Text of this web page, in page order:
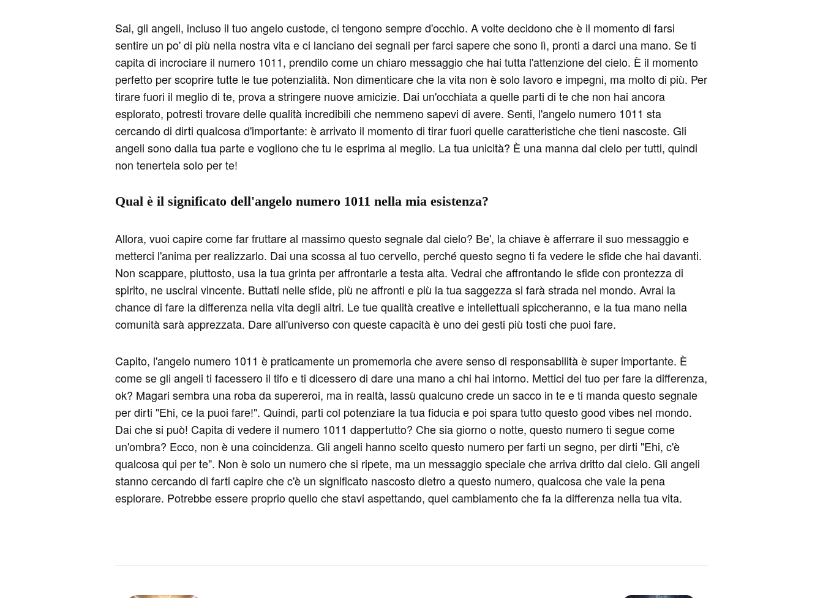
Sai, gli angeli, incluso il tuo angelo custode, ci tengono sempre d'occhio. A volte decidono che è il momento di farsi
sentire un po' di più nella nostra vita e ci lanciano dei segnali per farci sapere che sono lì, pronti a darci una mano. Se ti
capita di incrociare il numero 1011, prendilo come un chiaro messaggio che hai tutta l'attenzione del cielo. È il momento
perfetto per scoprire tutte le tue potenzialità. Non dimenticare che la vita non è solo lavoro e impegni, ma molto di più. Per
tirare fuori il meglio di te, prova a stringere nuove amicizie. Dai un'occhiata a quelle parti di te che non hai ancora
esplorato, potresti trovare delle qualità incredibili che nemmeno sapevi di avere. Senti, l'angelo numero 1011 sta
cercando di dirti qualcosa d'importante: è arrivato il momento di tirar fuori quelle caratteristiche che tieni nascoste. Gli
angeli sono dalla tua parte e vogliono che tu le esprima al meglio. La tua unicità? È una manna dal cielo per tutti, quindi
non tenertela solo per te!
Qual è il significato dell'angelo numero 1011 nella mia esistenza?
Allora, vuoi capire come far fruttare al massimo questo segnale dal cielo? Be', la chiave è afferrare il suo messaggio e
metterci l'anima per realizzarlo. Dai una scossa al tuo cervello, perché questo segno ti fa vedere le sfide che hai davanti.
Non scappare, piuttosto, usa la tua grinta per affrontarle a testa alta. Vedrai che affrontando le sfide con prontezza di
spirito, ne uscirai vincente. Buttati nelle sfide, più ne affronti e più la tua saggezza si farà strada nel mondo. Avrai la
chance di fare la differenza nella vita degli altri. Le tue qualità creative e intellettuali spiccheranno, e la tua mano nella
comunità sarà apprezzata. Dare all'universo con queste capacità è uno dei gesti più tosti che puoi fare.
Capito, l'angelo numero 1011 è praticamente un promemoria che avere senso di responsabilità è super importante. È
come se gli angeli ti facessero il tifo e ti dicessero di dare una mano a chi hai intorno. Mettici del tuo per fare la differenza,
ok? Magari sembra una roba da supereroi, ma in realtà, lassù qualcuno crede un sacco in te e ti manda questo segnale
per dirti "Ehi, ce la puoi fare!". Quindi, parti col potenziare la tua fiducia e poi spara tutto questo good vibes nel mondo.
Dai che si può! Capita di vedere il numero 1011 dappertutto? Che sia giorno o notte, questo numero ti segue come
un'ombra? Ecco, non è una coincidenza. Gli angeli hanno scelto questo numero per farti un segno, per dirti "Ehi, c'è
qualcosa qui per te". Non è solo un numero che si ripete, ma un messaggio speciale che arriva dritto dal cielo. Gli angeli
stanno cercando di farti capire che c'è un significato nascosto dietro a questo numero, qualcosa che vale la pena
esplorare. Potrebbe essere proprio quello che stavi aspettando, quel cambiamento che fa la differenza nella tua vita.